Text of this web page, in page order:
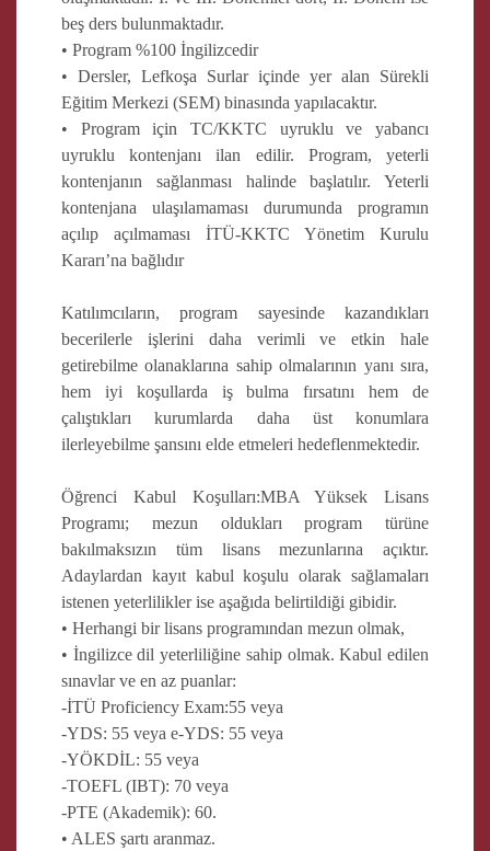
beş ders bulunmaktadır.
• Program %100 İngilizcedir
• Dersler, Lefkoşa Surlar içinde yer alan Sürekli
Eğitim Merkezi (SEM) binasında yapılacaktır.
• Program için TC/KKTC uyruklu ve yabancı
uyruklu kontenjanı ilan edilir. Program, yeterli
kontenjanın sağlanması halinde başlatılır. Yeterli
kontenjana ulaşılamaması durumunda programın
açılıp açılmaması İTÜ-KKTC Yönetim Kurulu
Kararı’na bağlıdır
Katılımcıların, program sayesinde kazandıkları
becerilerle işlerini daha verimli ve etkin hale
getirebilme olanaklarına sahip olmalarının yanı sıra,
hem iyi koşullarda iş bulma fırsatını hem de
çalıştıkları kurumlarda daha üst konumlara
ilerleyebilme şansını elde etmeleri hedeflenmektedir.
Öğrenci Kabul Koşulları:MBA Yüksek Lisans
Programı; mezun oldukları program türüne
bakılmaksızın tüm lisans mezunlarına açıktır.
Adaylardan kayıt kabul koşulu olarak sağlamaları
istenen yeterlilikler ise aşağıda belirtildiği gibidir.
• Herhangi bir lisans programından mezun olmak,
• İngilizce dil yeterliliğine sahip olmak. Kabul edilen
sınavlar ve en az puanlar:
-İTÜ Proficiency Exam:55 veya
-YDS: 55 veya e-YDS: 55 veya
-YÖKDİL: 55 veya
-TOEFL (IBT): 70 veya
-PTE (Akademik): 60.
• ALES şartı aranmaz.